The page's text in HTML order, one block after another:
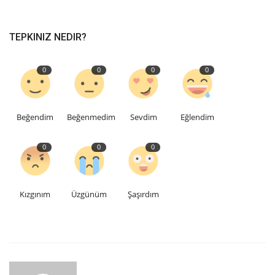
TEPKINIZ NEDIR?
0
Beğendim
0
Beğenmedim
0
Sevdim
0
Eğlendim
0
Kızgınım
0
Üzgünüm
0
Şaşırdım